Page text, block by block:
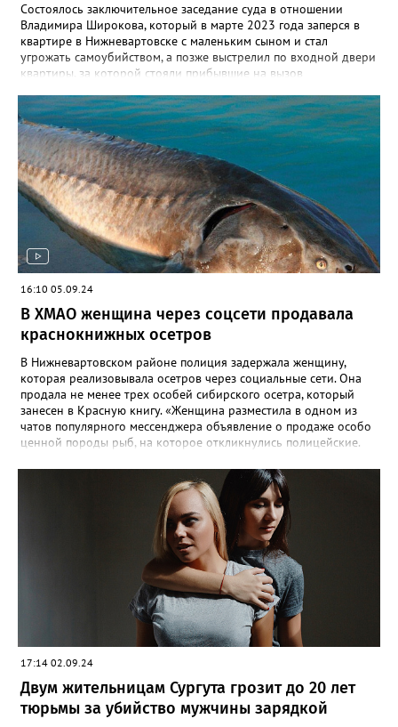
Состоялось заключительное заседание суда в отношении
Владимира Широкова, который в марте 2023 года заперся в
квартире в Нижневартовске с маленьким сыном и стал
угрожать самоубийством, а позже выстрелил по входной двери
квартиры, за которой стояли прибывшие на вызов
квартиры и подвала дома. В происшествии никто не пострадал,
силовики договорились с Широковым, он отпустил ребенка и
сдался сам. Как рассказал Gorod3466.ru источник, знакомый с
ситуацией, на заседании суда было принято постановление
провести дополнительную экспертизу из-за недостоверности
психолого- психиатрической экспертизы, проведенной ранее.
До проведения проверки Владимир будет находится в СИЗО.
Напомним, ранее в 2023 году Широкову выдвигались
обвинения по двум статьям: в незаконном лишении свободы
несовершеннолетнего и посягательстве на жизнь сотрудников
правоохранительных органов. После проведения следственных
обвинительное заключение, состоявшее из 19 томов. Его судят
по пяти статьям, помимо двух, выдвигаемых ранее, добавились
статьи: угроза убийством, хулиганство, совершенное с
применением оружия, заведомо ложное сообщение об акте
терроризма.
16:10 05.09.24
В ХМАО женщина через соцсети продавала
краснокнижных осетров
В Нижневартовском районе полиция задержала женщину,
которая реализовывала осетров через социальные сети. Она
продала не менее трех особей сибирского осетра, который
занесен в Красную книгу. «Женщина разместила в одном из
чатов популярного мессенджера объявление о продаже особо
ценной породы рыб, на которое откликнулись полицейские.
краснокнижная рыба, приготовленная к дальнейшей
реализации», - сообщили в МВД по ХМАО-Югре. На югорчанку
возбудили уголовное дело за незаконную добычу и оборот
особо ценных водных биологических ресурсов, занесенным в
Красную книгу. В настоящее время она находится под
подпиской о невыезде. Напомним, за отлов одной особи
Сибирского осетра грозит штраф в размере 481 тысячи
рублей, а за незаконный оборот предусмотрено наказание в
виде лишения свободы на срок до 4 лет со штрафом в размере
до 1 миллиона рублей.
17:14 02.09.24
Двум жительницам Сургута грозит до 20 лет
тюрьмы за убийство мужчины зарядкой